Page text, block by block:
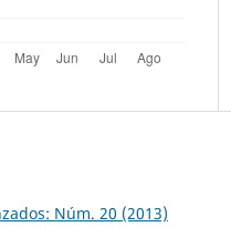
Núm. 20 (2013)